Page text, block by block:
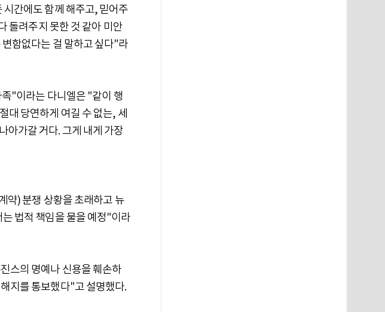
시간에도 함께 해주고, 믿어주
돌려주지 못한 것 같아 미안
함없다는 걸 말하고 싶다"라
"이라는 다니엘은 "같이 행
대 당연하게 여길 수 없는, 세
아가갈 거다. 그게 내게 가장
약) 분쟁 상황을 초래하고 뉴
법적 책임을 물을 예정"이라
스의 명예나 신용을 훼손하
지를 통보했다"고 설명했다.